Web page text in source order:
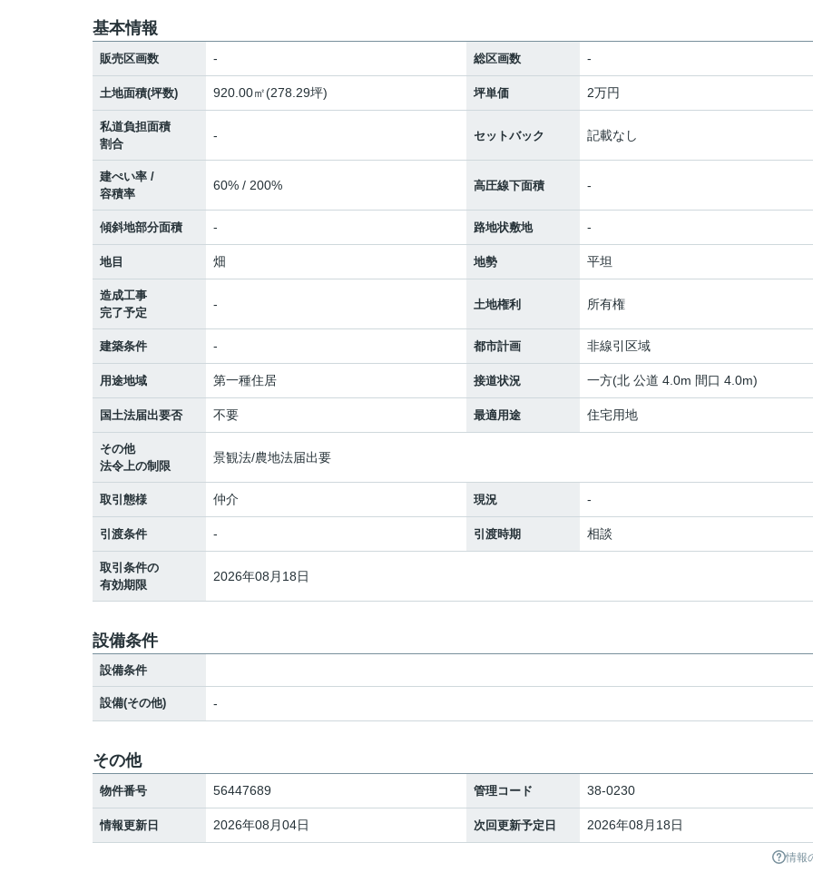
基本情報
販売区画数 - 総区画数 -
土地面積(坪数) 920.00㎡(278.29坪) 坪単価 2万円
私道負担面積
割合
- セットバック 記載なし
建ぺい率 /
容積率
60% / 200% 高圧線下面積 -
傾斜地部分面積 - 路地状敷地 -
地目 畑 地勢 平坦
造成工事
完了予定
- 土地権利 所有権
建築条件 - 都市計画 非線引区域
用途地域 第一種住居 接道状況 一方(北 公道 4.0m 間口 4.0m)
国土法届出要否 不要 最適用途 住宅用地
その他
法令上の制限
景観法/農地法届出要
取引態様 仲介 現況 -
引渡条件 - 引渡時期 相談
取引条件の
有効期限
2026年08月18日
設備条件
設備条件
設備(その他) -
その他
物件番号 56447689 管理コード 38-0230
情報更新日 2026年08月04日 次回更新予定日 2026年08月18日
情報